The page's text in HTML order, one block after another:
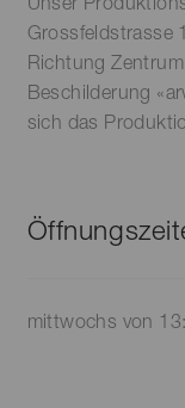
Grossfeldstrasse
Richtung
Beschilderung
sich das
mittwochs von